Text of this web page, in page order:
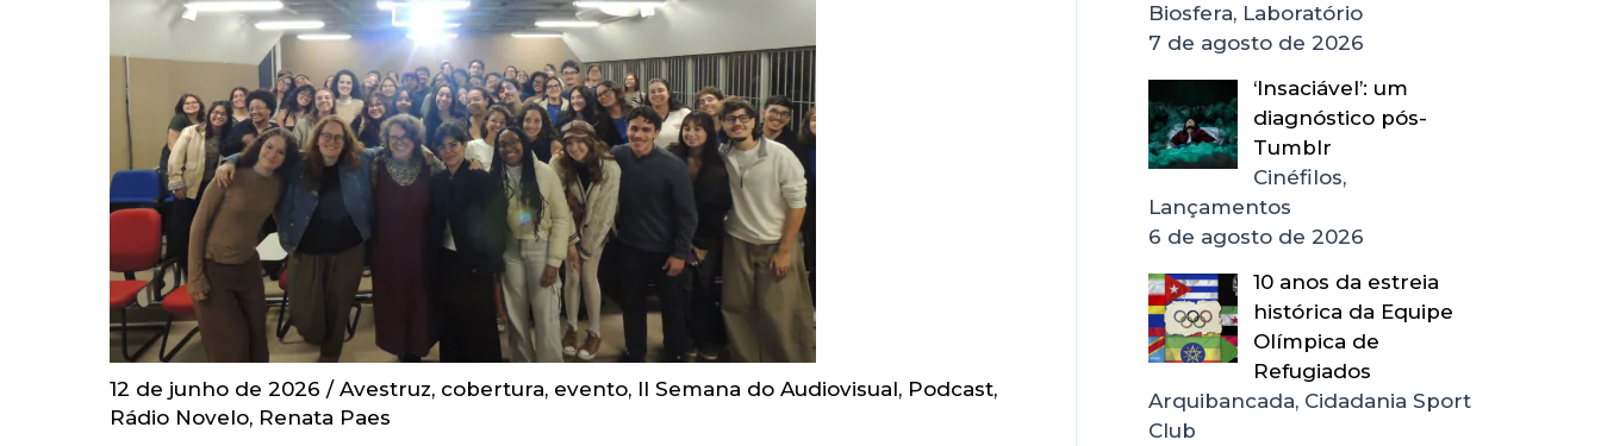
12 de junho de 2026 / Avestruz, cobertura, evento, II Semana do Audiovisual, Podcast,
Rádio Novelo, Renata Paes
Biosfera, Laboratório
7 de agosto de 2026
‘Insaciável’: um
diagnóstico pós-
Tumblr
Cinéfilos,
Lançamentos
6 de agosto de 2026
10 anos da estreia
histórica da Equipe
Olímpica de
Refugiados
Arquibancada, Cidadania Sport
Club